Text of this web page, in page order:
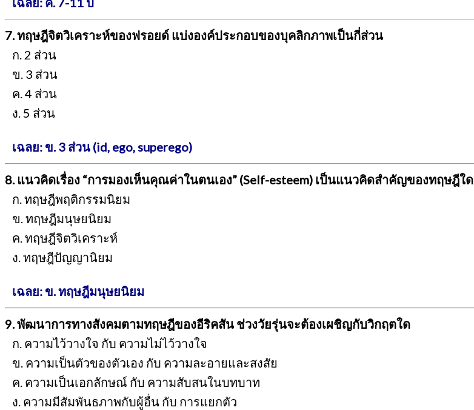
7. ทฤษฎีจิตวิเคราะห์ของฟรอยด์ แบ่งองค์ประกอบของบุคลิกภาพเป็นกี่ส่วน
ก. 2 ส่วน
ข. 3 ส่วน
ค. 4 ส่วน
ง. 5 ส่วน
เฉลย: ข. 3 ส่วน (id, ego, superego)
8. แนวคิดเรื่อง “การมองเห็นคุณค่าในตนเอง” (Self-esteem) เป็นแนวคิดสำคัญของทฤษฎีใด
ก. ทฤษฎีพฤติกรรมนิยม
ข. ทฤษฎีมนุษยนิยม
ค. ทฤษฎีจิตวิเคราะห์
ง. ทฤษฎีปัญญานิยม
เฉลย: ข. ทฤษฎีมนุษยนิยม
9. พัฒนาการทางสังคมตามทฤษฎีของอีริคสัน ช่วงวัยรุ่นจะต้องเผชิญกับวิกฤตใด
ก. ความไว้วางใจ กับ ความไม่ไว้วางใจ
ข. ความเป็นตัวของตัวเอง กับ ความละอายและสงสัย
ค. ความเป็นเอกลักษณ์ กับ ความสับสนในบทบาท
ง. ความมีสัมพันธภาพกับผู้อื่น กับ การแยกตัว